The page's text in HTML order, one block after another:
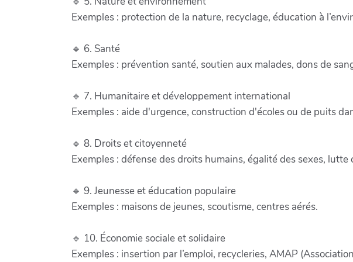
Exemples : protection de la nature, recyclage, éducation à
🔹 6. Santé
Exemples : prévention santé, soutien aux malades, dons de
🔹 7. Humanitaire et développement international
Exemples : aide d'urgence, construction d'écoles ou de puits
🔹 8. Droits et citoyenneté
Exemples : défense des droits humains, égalité des sexes,
🔹 9. Jeunesse et éducation populaire
Exemples : maisons de jeunes, scoutisme, centres aérés.
🔹 10. Économie sociale et solidaire
Exemples : insertion par l’emploi, recycleries, AMAP